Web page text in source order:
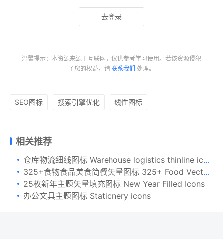
去登录
温馨提示：本资源来源于互联网，仅供参考学习使用。若该资源侵犯
了您的权益，请 联系我们 处理。
SEO图标 搜索引擎优化 线性图标
相关推荐
仓库物流细线图标 Warehouse logistics thinline icons
325+食物食品美食简餐矢量图标 325+ Food Vector Icons
25枚新年主题矢量填充图标 New Year Filled Icons
办公文具主题图标 Stationery icons